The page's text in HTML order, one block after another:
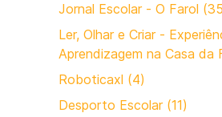
Jornal Escolar - O Farol
Ler, Olhar e Criar -
Aprendizagem na Casa da
Roboticaxl (4)
Desporto Escolar (11)